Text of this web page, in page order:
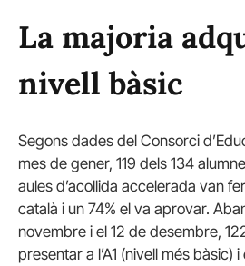
La majoria
nivell bàsic
Segons dades del Consorci
mes de gener, 119 dels 134
aules d’acollida accelerada van
català i un 74% el va aprovar.
novembre i el 12 de desembre,
presentar a l’A1 (nivell més bàsic)